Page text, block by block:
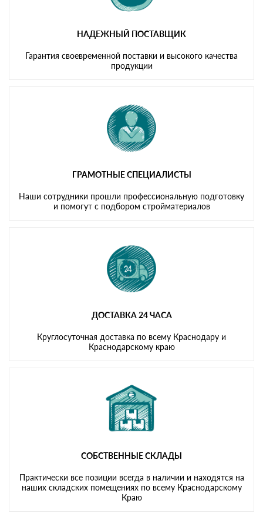
НАДЕЖНЫЙ ПОСТАВЩИК
Гарантия своевременной поставки и высокого качества
продукции
ГРАМОТНЫЕ СПЕЦИАЛИСТЫ
Наши сотрудники прошли профессиональную подготовку
и помогут с подбором стройматериалов
ДОСТАВКА 24 ЧАСА
Круглосуточная доставка по всему Краснодару и
Краснодарскому краю
СОБСТВЕННЫЕ СКЛАДЫ
Практически все позиции всегда в наличии и находятся на
наших складских помещениях по всему Краснодарскому
Краю